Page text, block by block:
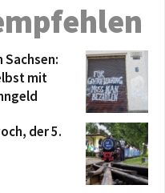
mit
der 5.